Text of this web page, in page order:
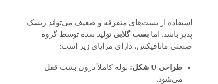
استفاده از بست‌های متفرقه و ضعیف می‌تواند ریسک
پذیر باشد. امابست گلابی تولید شده توسط گروه
صنعتی مانافیکس، دارای مزایای زیر است:
طراحی U شکل:
لوله کاملاً درون بست قفل
می‌شود.